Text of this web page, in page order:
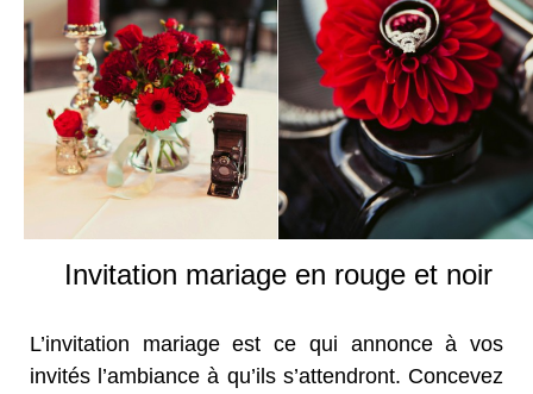
Invitation mariage en rouge et noir
L’invitation mariage est ce qui annonce à vos
invités l’ambiance à qu’ils s’attendront. Concevez